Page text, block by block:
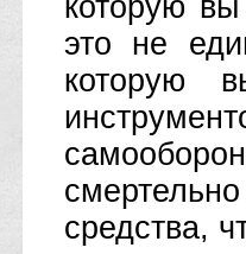
которую
это не
которую
средства,